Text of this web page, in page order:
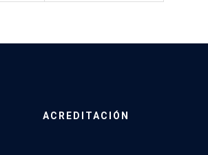
ACREDITACIÓN